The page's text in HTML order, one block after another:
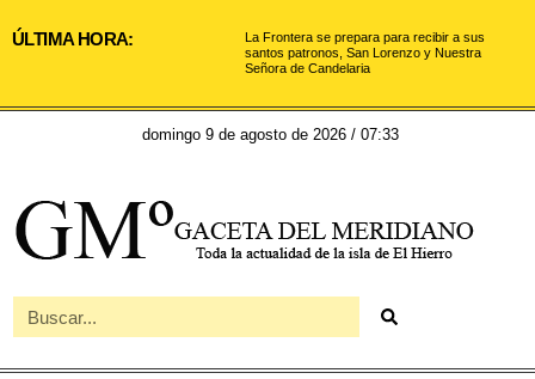
ÚLTIMA HORA:
La Frontera se prepara para recibir a sus
santos patronos, San Lorenzo y Nuestra
Señora de Candelaria
domingo 9 de agosto de 2026 / 07:33